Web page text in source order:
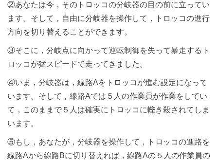
②あなたは今，そのトロッコの分岐器の目の前に立ってい
ます。そして，自由に分岐器を操作して，トロッコの進行
方向を切り替えることができます。
③そこに，分岐点に向かって運転制御を失って暴走するト
ロッコが猛スピードで走ってきました。
④いま，分岐器は，線路Aをトロッコが進む設定になって
います。そして，線路Aでは５人の作業員が作業をしてい
て，このままで５人は確実にトロッコに轢き殺されてしま
います。
⑤もし，あなたが，分岐器を操作して，トロッコの進路を
線路Aから線路Bに切り替えれば，線路Aの５人の作業員の